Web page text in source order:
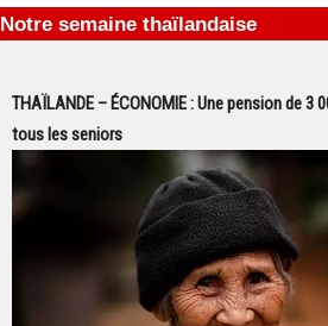
Notre semaine thaïlandaise
THAÏLANDE – ÉCONOMIE : Une pension de 3
tous les seniors